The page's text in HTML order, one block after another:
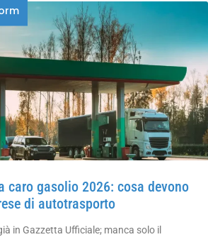
caro gasolio 2026: cosa devono
di autotrasporto
in Gazzetta Ufficiale; manca solo il